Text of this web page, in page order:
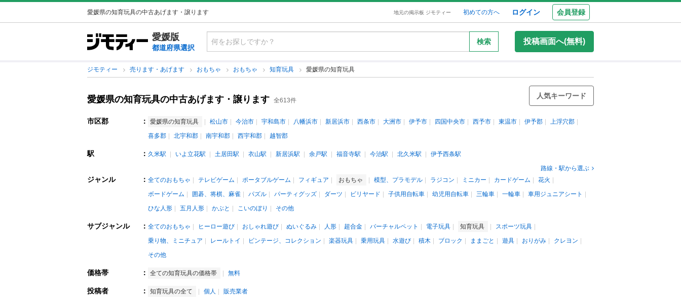
愛媛県の知育玩具の中古あげます・譲ります 地元の掲示板 ジモティー 初めての方へ ログイン 会員登録
愛媛版
都道府県選択
検索 投稿画面へ(無料)
ジモティー 売ります・あげます おもちゃ おもちゃ 知育玩具 愛媛県の知育玩具
愛媛県の知育玩具の中古あげます・譲ります 全613件
人気キーワード
市区郡 ： 愛媛県の知育玩具 松山市 今治市 宇和島市 八幡浜市 新居浜市 西条市 大洲市 伊予市 四国中央市 西予市 東温市 伊予郡
上浮穴郡
喜多郡
北宇和郡 南宇和郡 西宇和郡 越智郡
駅 ： 久米駅 いよ立花駅 土居田駅 衣山駅 新居浜駅 余戸駅 福音寺駅 今治駅 北久米駅
伊予西条駅
路線・駅から選ぶ
ジャンル ： 全てのおもちゃ テレビゲーム ポータブルゲーム フィギュア おもちゃ 模型、プラモデル ラジコン ミニカー カードゲーム
花火
ボードゲーム
囲碁、将棋、麻雀 パズル パーティグッズ ダーツ ビリヤード 子供用自転車 幼児用自転車 三輪車 一輪車
車用ジュニアシート
ひな人形
五月人形 かぶと こいのぼり その他
サブジャンル ： 全てのおもちゃ ヒーロー遊び おしゃれ遊び ぬいぐるみ 人形 超合金 バーチャルペット 電子玩具 知育玩具
スポーツ玩具
乗り物、ミニチュア
レールトイ ビンテージ、コレクション 楽器玩具 乗用玩具 水遊び 積木 ブロック ままごと 遊具 おりがみ
クレヨン
その他
価格帯 ： 全ての知育玩具の価格帯 無料
投稿者 ： 知育玩具の全て 個人 販売業者